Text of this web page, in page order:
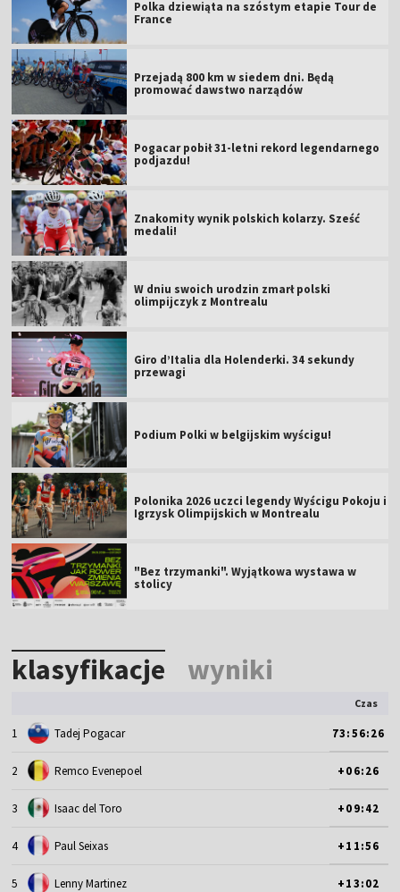
Polka dziewiąta na szóstym etapie Tour de
France
Przejadą 800 km w siedem dni. Będą
promować dawstwo narządów
Pogacar pobił 31-letni rekord legendarnego
podjazdu!
Znakomity wynik polskich kolarzy. Sześć
medali!
W dniu swoich urodzin zmarł polski
olimpijczyk z Montrealu
Giro d’Italia dla Holenderki. 34 sekundy
przewagi
Podium Polki w belgijskim wyścigu!
Polonika 2026 uczci legendy Wyścigu Pokoju i
Igrzysk Olimpijskich w Montrealu
"Bez trzymanki". Wyjątkowa wystawa w
stolicy
klasyfikacje wyniki
Czas
1 Tadej Pogacar 73:56:26
2 Remco Evenepoel +06:26
3 Isaac del Toro +09:42
4 Paul Seixas +11:56
5 Lenny Martinez +13:02